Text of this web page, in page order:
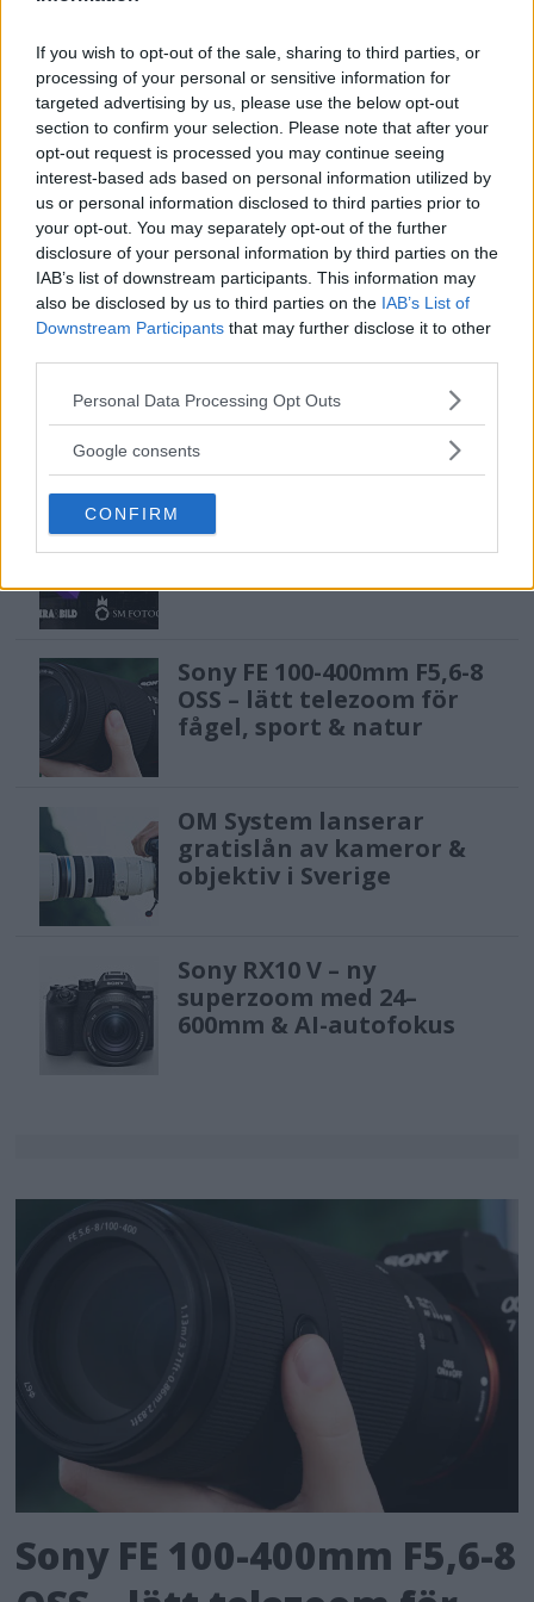
If you wish to opt-out of the sale, sharing to third parties, or
processing of your personal or sensitive information for
targeted advertising by us, please use the below opt-out
section to confirm your selection. Please note that after your
opt-out request is processed you may continue seeing
interest-based ads based on personal information utilized by
us or personal information disclosed to third parties prior to
your opt-out. You may separately opt-out of the further
disclosure of your personal information by third parties on the
IAB’s list of downstream participants. This information may
also be disclosed by us to third parties on the IAB’s List of
Downstream Participants that may further disclose it to other
Please note that this website/app uses one or more Google
not limited to your visit or usage behaviour. You may click to
use your data for below specified purposes in below Google
consent section.
Personal Data Processing Opt Outs
Google consents
CONFIRM
MEST LÄST JUST NU
DJI Osmo Pocket 4P
släppt – får 10-bitars D-
Log 2 & 3x optisk zoom
Sony lägger bud på
Tamron – kan vara värt
12 miljarder kronor
F3 Foto – Sveriges nya
fotodagar till Göteborg,
Sony FE 100-400mm F5,6-8
OSS – lätt telezoom för
fågel, sport & natur
OM System lanserar
gratislån av kameror &
objektiv i Sverige
Sony RX10 V – ny
superzoom med 24–
600mm & AI-autofokus
Sony FE 100-400mm F5,6-8